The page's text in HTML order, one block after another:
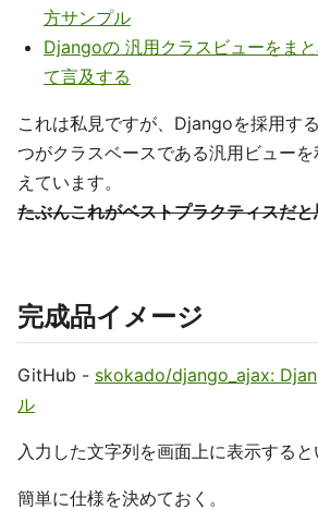
方サンプル
Djangoの 汎用クラスビューをま
て言及する
これは私見ですが、Djangoを採用す
つがクラスベースである汎用ビュー
えています。
たぶんこれがベストプラクティスだ
完成品イメージ
GitHub - skokado/django_ajax:
ル
入力した文字列を画面上に表示すると
簡単に仕様を決めておく。